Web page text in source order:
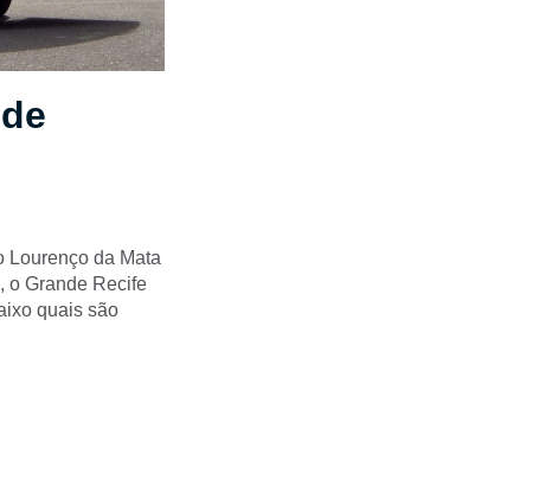
Lourenço da Mata
o Grande Recife
quais são